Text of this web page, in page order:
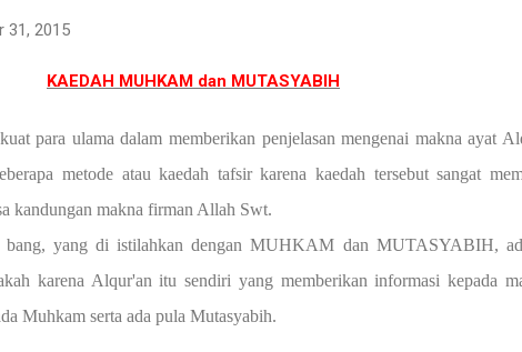
31, 2015
KAEDAH MUHKAM dan MUTASYABIH
para ulama dalam memberikan penjelasan mengenai makna ayat
metode atau kaedah tafsir karena kaedah tersebut sangat
kandungan makna firman Allah Swt.
bang, yang di istilahkan dengan MUHKAM dan MUTASYABIH,
karena Alqur'an itu sendiri yang memberikan informasi kepada
Muhkam serta ada pula Mutasyabih.